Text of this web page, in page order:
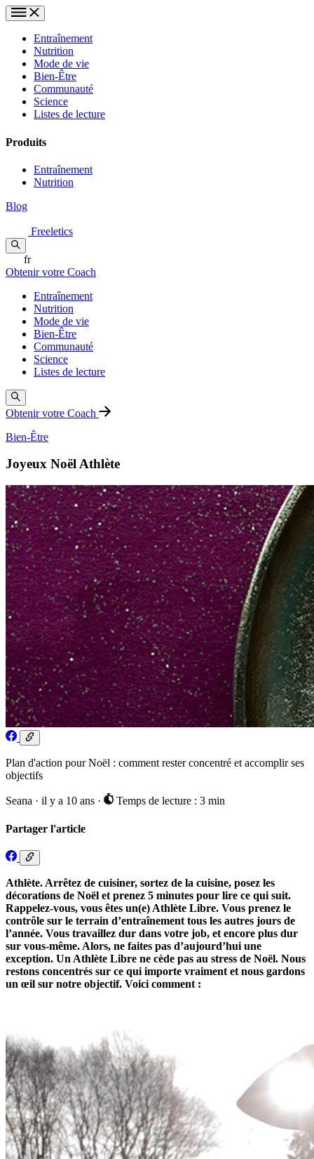
Entraînement
Nutrition
Mode de vie
Bien-Être
Communauté
Science
Listes de lecture
Produits
Entraînement
Nutrition
Blog
Freeletics
fr
Obtenir votre Coach
Entraînement
Nutrition
Mode de vie
Bien-Être
Communauté
Science
Listes de lecture
Obtenir votre Coach
Bien-Être
Joyeux Noël Athlète
Plan d'action pour Noël : comment rester concentré et accomplir ses
objectifs
Seana · il y a 10 ans · Temps de lecture : 3 min
Partager l'article
Athlète. Arrêtez de cuisiner, sortez de la cuisine, posez les
décorations de Noël et prenez 5 minutes pour lire ce qui suit.
Rappelez-vous, vous êtes un(e) Athlète Libre. Vous prenez le
contrôle sur le terrain d’entraînement tous les autres jours de
l’année. Vous travaillez dur dans votre job, et encore plus dur
sur vous-même. Alors, ne faites pas d’aujourd’hui une
exception. Un Athlète Libre ne cède pas au stress de Noël. Nous
restons concentrés sur ce qui importe vraiment et nous gardons
un œil sur notre objectif. Voici comment :